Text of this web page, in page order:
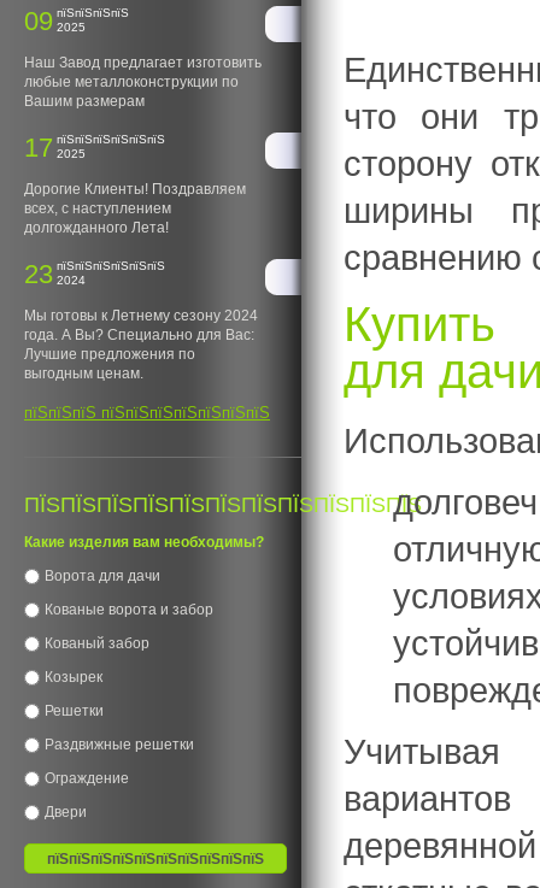
09 пїЅпїЅпїЅпїЅ
2025
Наш Завод предлагает изготовить
любые металлоконструкции по
Вашим размерам
17 пїЅпїЅпїЅпїЅпїЅпїЅ
2025
Дорогие Клиенты! Поздравляем
всех, с наступлением
долгожданного Лета!
23 пїЅпїЅпїЅпїЅпїЅпїЅ
2024
Мы готовы к Летнему сезону 2024
года. А Вы? Специально для Вас:
Лучшие предложения по
выгодным ценам.
пїЅпїЅпїЅ пїЅпїЅпїЅпїЅпїЅпїЅпїЅ
ПЇЅПЇЅПЇЅПЇЅПЇЅПЇЅПЇЅПЇЅПЇЅПЇЅПЇЅ
Какие изделия вам необходимы?
Ворота для дачи
Кованые ворота и забор
Кованый забор
Козырек
Решетки
Раздвижные решетки
Ограждение
Двери
что они
сторону
ширины
сравнению
Купить
для
Учитывая